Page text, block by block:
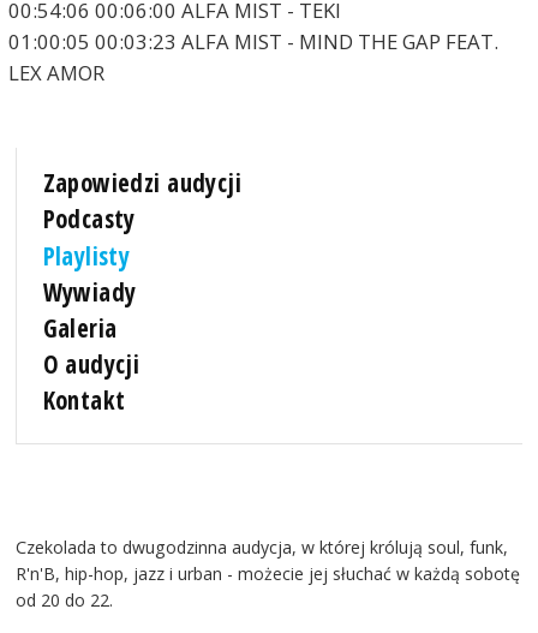
00:54:06 00:06:00 ALFA MIST - TEKI
01:00:05 00:03:23 ALFA MIST - MIND THE GAP FEAT.
LEX AMOR
Zapowiedzi audycji
Podcasty
Playlisty
Wywiady
Galeria
O audycji
Kontakt
Czekolada to dwugodzinna audycja, w której królują soul, funk,
R'n'B, hip-hop, jazz i urban - możecie jej słuchać w każdą sobotę
od 20 do 22.